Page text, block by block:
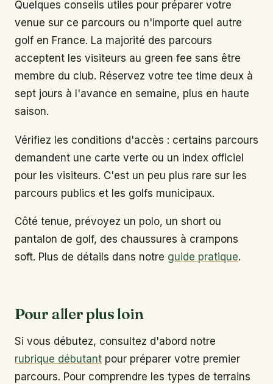
Quelques conseils utiles pour préparer votre
venue sur ce parcours ou n'importe quel autre
golf en France. La majorité des parcours
acceptent les visiteurs au green fee sans être
membre du club. Réservez votre tee time deux à
sept jours à l'avance en semaine, plus en haute
saison.
Vérifiez les conditions d'accès : certains parcours
demandent une carte verte ou un index officiel
pour les visiteurs. C'est un peu plus rare sur les
parcours publics et les golfs municipaux.
Côté tenue, prévoyez un polo, un short ou
pantalon de golf, des chaussures à crampons
soft. Plus de détails dans notre guide pratique.
Pour aller plus loin
Si vous débutez, consultez d'abord notre
rubrique débutant pour préparer votre premier
parcours. Pour comprendre les types de terrains